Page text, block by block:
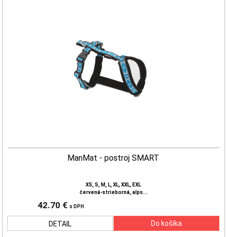
ManMat - postroj SMART
XS, S, M, L, XL, XXL, EXL
červená-strieborná, alps...
42.70 € s DPH
DETAIL